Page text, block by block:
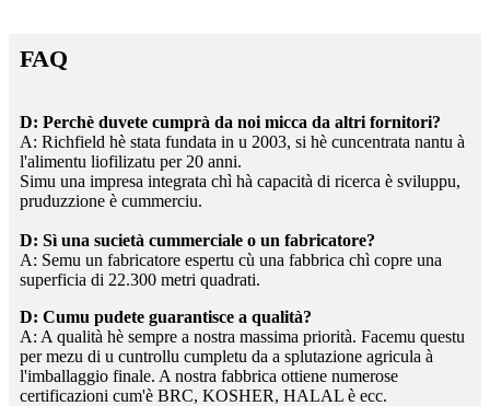
FAQ
D: Perchè duvete cumprà da noi micca da altri fornitori?
A: Richfield hè stata fundata in u 2003, si hè cuncentrata nantu à
l'alimentu liofilizatu per 20 anni.
Simu una impresa integrata chì hà capacità di ricerca è sviluppu,
pruduzzione è cummerciu.
D: Sì una sucietà cummerciale o un fabricatore?
A: Semu un fabricatore espertu cù una fabbrica chì copre una
superficia di 22.300 metri quadrati.
D: Cumu pudete guarantisce a qualità?
A: A qualità hè sempre a nostra massima priorità. Facemu questu
per mezu di u cuntrollu cumpletu da a splutazione agricula à
l'imballaggio finale. A nostra fabbrica ottiene numerose
certificazioni cum'è BRC, KOSHER, HALAL è ecc.